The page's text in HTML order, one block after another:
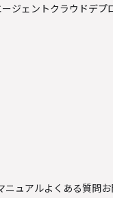
ジェントクラウドデプ
ニュアルよくある質問